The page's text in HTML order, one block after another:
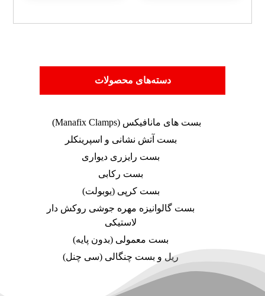
دسته‌های محصولات
بست های مانافیکس (Manafix Clamps)
بست آتش نشانی و اسپرینکلر
بست رایزری دیواری
بست رکابی
بست کرپی (یوبولت)
بست گالوانیزه مهره جوشی روکش دار
لاستیکی
بست معمولی (بدون پایه)
ریل و بست چنگالی (سی چنل)